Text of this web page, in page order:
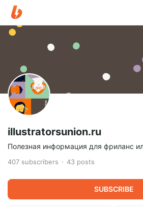
illustratorsunion.ru
Полезная информация для фриланс
407 subscribers 43 posts
SUBSCRIBE